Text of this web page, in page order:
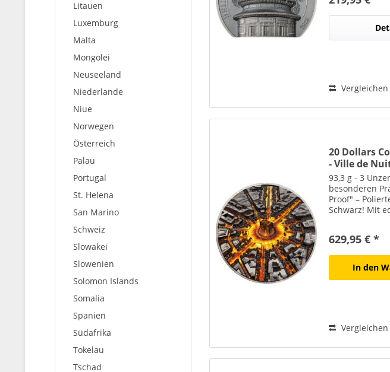
Litauen
Luxemburg
Malta
Mongolei
Neuseeland
Niederlande
Niue
Norwegen
Österreich
Palau
Portugal
St. Helena
San Marino
Schweiz
Slowakei
Slowenien
Solomon Islands
Somalia
Spanien
Südafrika
Tokelau
Tschad
Vergleichen
20 Dollars
- Ville de
93,3 g - 3
besonderen
Proof" –
Schwarz! Mit
High Relief!
500 Stück
629,95 € *
In den
Vergleichen